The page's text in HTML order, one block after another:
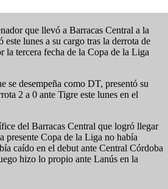
que llevó a Barracas Central a la
lunes a su cargo tras la derrota de
la tercera fecha de la Copa de la Liga
se desempeña como DT, presentó su
2 a 0 ante Tigre este lunes en el
del Barracas Central que logró llegar
presente Copa de la Liga no había
caído en el debut ante Central Córdoba
hizo lo propio ante Lanús en la